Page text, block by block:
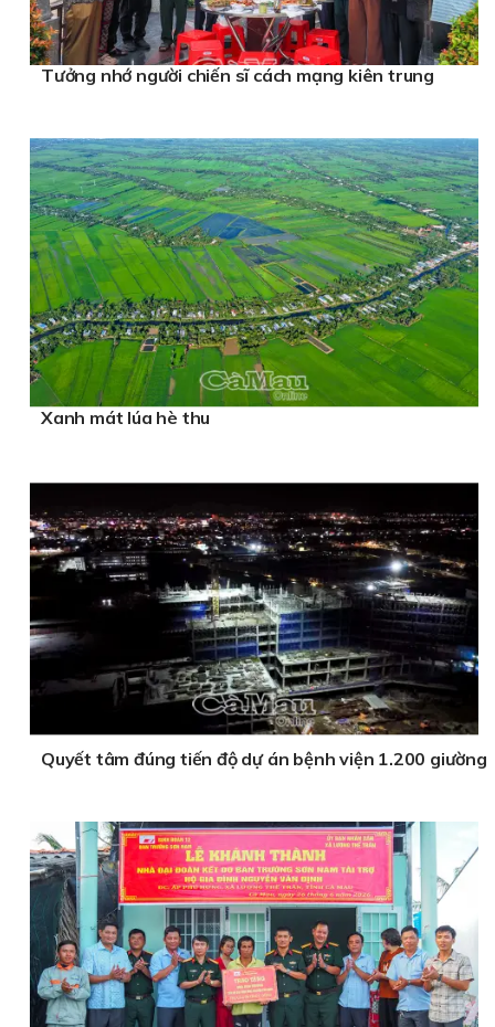
Tưởng nhớ người chiến sĩ cách mạng kiên trung
Xanh mát lúa hè thu
Quyết tâm đúng tiến độ dự án bệnh viện 1.200 giường